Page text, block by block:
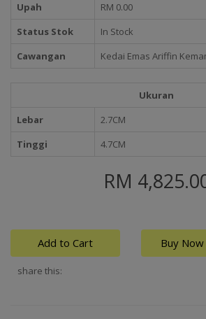
Upah
RM 0.00
Status Stok
In Stock
Cawangan
Kedai Emas Ariffin
Ukuran
Lebar
2.7CM
Tinggi
4.7CM
RM
Add to Cart Buy Now
share this: